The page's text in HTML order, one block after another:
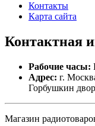
Контакты
Карта сайта
Контактная
Рабочие часы:
Адрес: г.
Горбушкин
Магазин